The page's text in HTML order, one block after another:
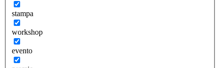
stampa
workshop
evento